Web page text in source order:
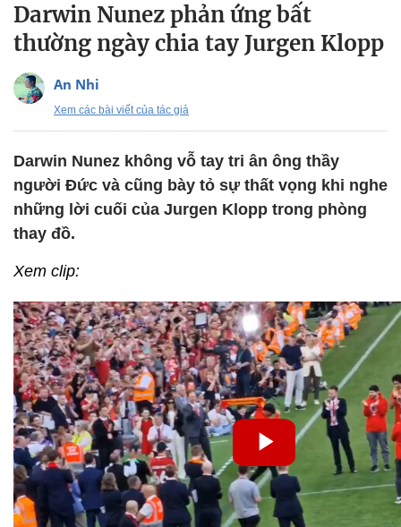
Darwin Nunez phản ứng bất
thường ngày chia tay Jurgen Klopp
An Nhi
Xem các bài viết của tác giả
Darwin Nunez không vỗ tay tri ân ông thầy
người Đức và cũng bày tỏ sự thất vọng khi nghe
những lời cuối của Jurgen Klopp trong phòng
thay đồ.
Xem clip: